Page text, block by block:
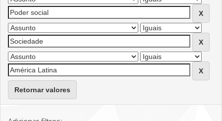
Retornar valores